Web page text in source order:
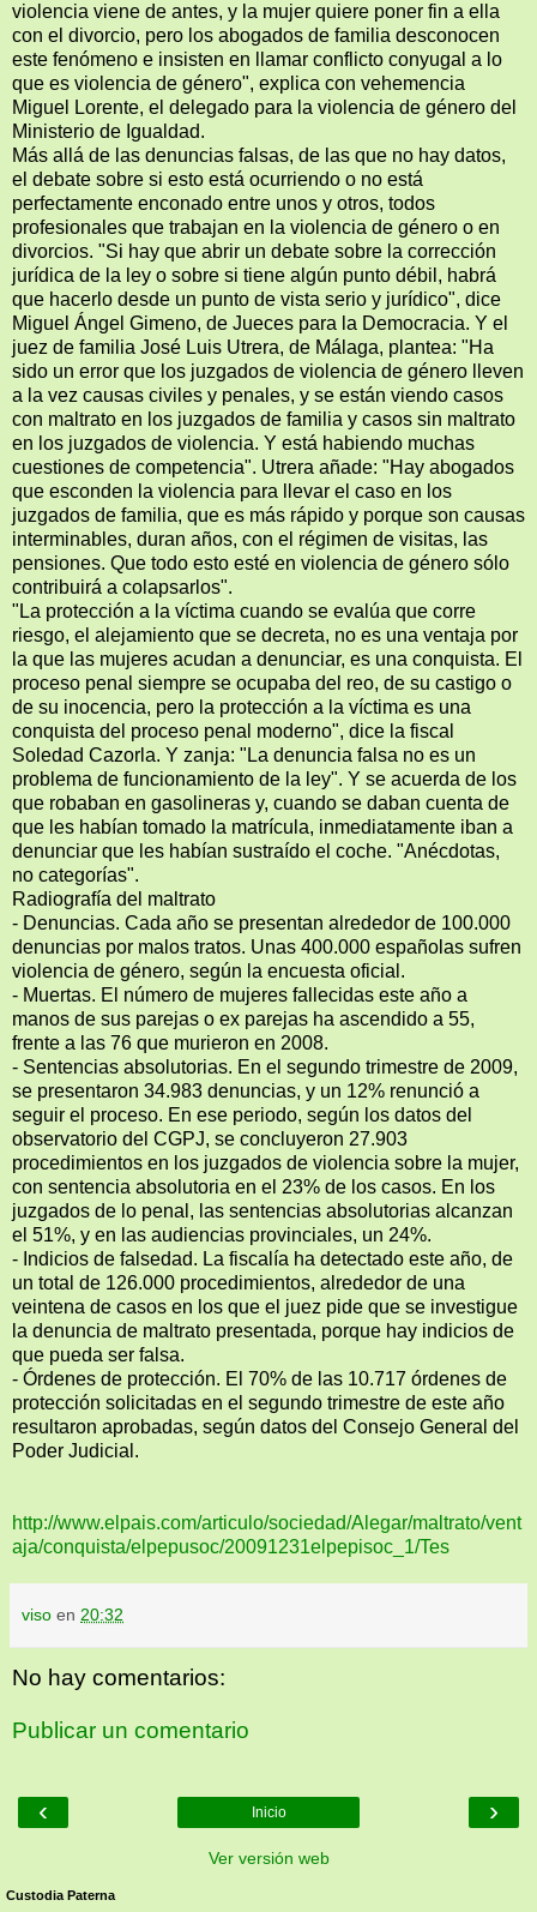
violencia viene de antes, y la mujer quiere poner fin a ella
con el divorcio, pero los abogados de familia desconocen
este fenómeno e insisten en llamar conflicto conyugal a lo
que es violencia de género", explica con vehemencia
Miguel Lorente, el delegado para la violencia de género del
Ministerio de Igualdad.
Más allá de las denuncias falsas, de las que no hay datos,
el debate sobre si esto está ocurriendo o no está
perfectamente enconado entre unos y otros, todos
profesionales que trabajan en la violencia de género o en
divorcios. "Si hay que abrir un debate sobre la corrección
jurídica de la ley o sobre si tiene algún punto débil, habrá
que hacerlo desde un punto de vista serio y jurídico", dice
Miguel Ángel Gimeno, de Jueces para la Democracia. Y el
juez de familia José Luis Utrera, de Málaga, plantea: "Ha
sido un error que los juzgados de violencia de género lleven
a la vez causas civiles y penales, y se están viendo casos
con maltrato en los juzgados de familia y casos sin maltrato
en los juzgados de violencia. Y está habiendo muchas
cuestiones de competencia". Utrera añade: "Hay abogados
que esconden la violencia para llevar el caso en los
juzgados de familia, que es más rápido y porque son causas
interminables, duran años, con el régimen de visitas, las
pensiones. Que todo esto esté en violencia de género sólo
contribuirá a colapsarlos".
"La protección a la víctima cuando se evalúa que corre
riesgo, el alejamiento que se decreta, no es una ventaja por
la que las mujeres acudan a denunciar, es una conquista. El
proceso penal siempre se ocupaba del reo, de su castigo o
de su inocencia, pero la protección a la víctima es una
conquista del proceso penal moderno", dice la fiscal
Soledad Cazorla. Y zanja: "La denuncia falsa no es un
problema de funcionamiento de la ley". Y se acuerda de los
que robaban en gasolineras y, cuando se daban cuenta de
que les habían tomado la matrícula, inmediatamente iban a
denunciar que les habían sustraído el coche. "Anécdotas,
no categorías".
Radiografía del maltrato
- Denuncias. Cada año se presentan alrededor de 100.000
denuncias por malos tratos. Unas 400.000 españolas sufren
violencia de género, según la encuesta oficial.
- Muertas. El número de mujeres fallecidas este año a
manos de sus parejas o ex parejas ha ascendido a 55,
frente a las 76 que murieron en 2008.
- Sentencias absolutorias. En el segundo trimestre de 2009,
se presentaron 34.983 denuncias, y un 12% renunció a
seguir el proceso. En ese periodo, según los datos del
observatorio del CGPJ, se concluyeron 27.903
procedimientos en los juzgados de violencia sobre la mujer,
con sentencia absolutoria en el 23% de los casos. En los
juzgados de lo penal, las sentencias absolutorias alcanzan
el 51%, y en las audiencias provinciales, un 24%.
- Indicios de falsedad. La fiscalía ha detectado este año, de
un total de 126.000 procedimientos, alrededor de una
veintena de casos en los que el juez pide que se investigue
la denuncia de maltrato presentada, porque hay indicios de
que pueda ser falsa.
- Órdenes de protección. El 70% de las 10.717 órdenes de
protección solicitadas en el segundo trimestre de este año
resultaron aprobadas, según datos del Consejo General del
Poder Judicial.
http://www.elpais.com/articulo/sociedad/Alegar/maltrato/vent
aja/conquista/elpepusoc/20091231elpepisoc_1/Tes
viso en 20:32
No hay comentarios:
Publicar un comentario
‹ ›
Inicio
Ver versión web
Custodia Paterna